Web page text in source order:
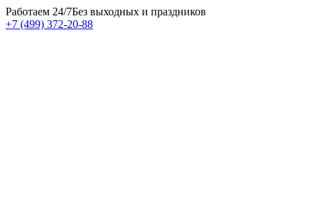
Работаем 24/7Без выходных и праздников
+7 (499) 372-20-88